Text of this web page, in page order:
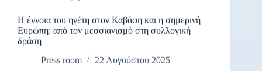
Η έννοια του ηγέτη στον Καβάφη και η σημερινή
Ευρώπη: από τον μεσσιανισμό στη συλλογική
δράση
Press room
22 Αυγούστου 2025